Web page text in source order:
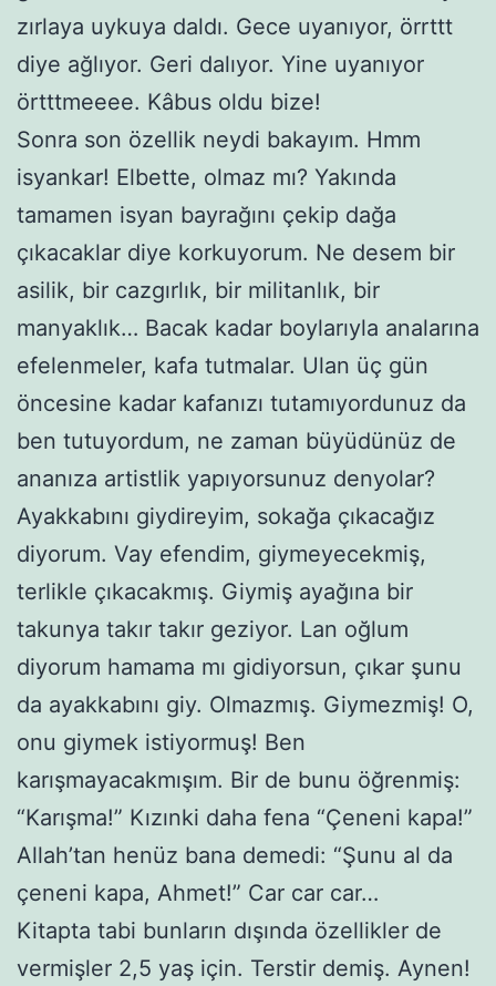
zırlaya uykuya daldı. Gece uyanıyor, örrttt
diye ağlıyor. Geri dalıyor. Yine uyanıyor
örtttmeeee. Kâbus oldu bize!
Sonra son özellik neydi bakayım. Hmm
isyankar! Elbette, olmaz mı? Yakında
tamamen isyan bayrağını çekip dağa
çıkacaklar diye korkuyorum. Ne desem bir
asilik, bir cazgırlık, bir militanlık, bir
manyaklık… Bacak kadar boylarıyla analarına
efelenmeler, kafa tutmalar. Ulan üç gün
öncesine kadar kafanızı tutamıyordunuz da
ben tutuyordum, ne zaman büyüdünüz de
ananıza artistlik yapıyorsunuz denyolar?
Ayakkabını giydireyim, sokağa çıkacağız
diyorum. Vay efendim, giymeyecekmiş,
terlikle çıkacakmış. Giymiş ayağına bir
takunya takır takır geziyor. Lan oğlum
diyorum hamama mı gidiyorsun, çıkar şunu
da ayakkabını giy. Olmazmış. Giymezmiş! O,
onu giymek istiyormuş! Ben
karışmayacakmışım. Bir de bunu öğrenmiş:
“Karışma!” Kızınki daha fena “Çeneni kapa!”
Allah’tan henüz bana demedi: “Şunu al da
çeneni kapa, Ahmet!” Car car car…
Kitapta tabi bunların dışında özellikler de
vermişler 2,5 yaş için. Terstir demiş. Aynen!